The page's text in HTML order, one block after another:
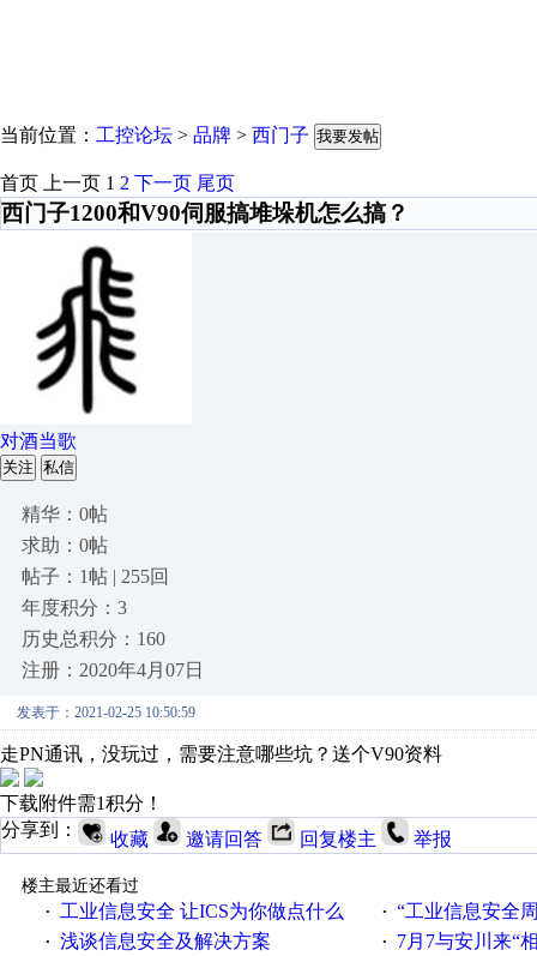
当前位置： 工控论坛 > 品牌 > 西门子 我要发帖
首页 上一页 1 2 下一页 尾页
西门子1200和V90伺服搞堆垛机怎么搞？
对酒当歌
关注 私信
精华：0帖
求助：0帖
帖子：1帖 | 255回
年度积分：3
历史总积分：160
注册：2020年4月07日
发表于：2021-02-25 10:50:59
走PN通讯，没玩过，需要注意哪些坑？送个V90资料
下载附件需1积分！
分享到：
收藏 邀请回答 回复楼主 举报
楼主最近还看过
·
工业信息安全 让ICS为你做点什么 · “工业信息安全周之我见”
· 浅谈信息安全及解决方案 · 7月7与安川来“